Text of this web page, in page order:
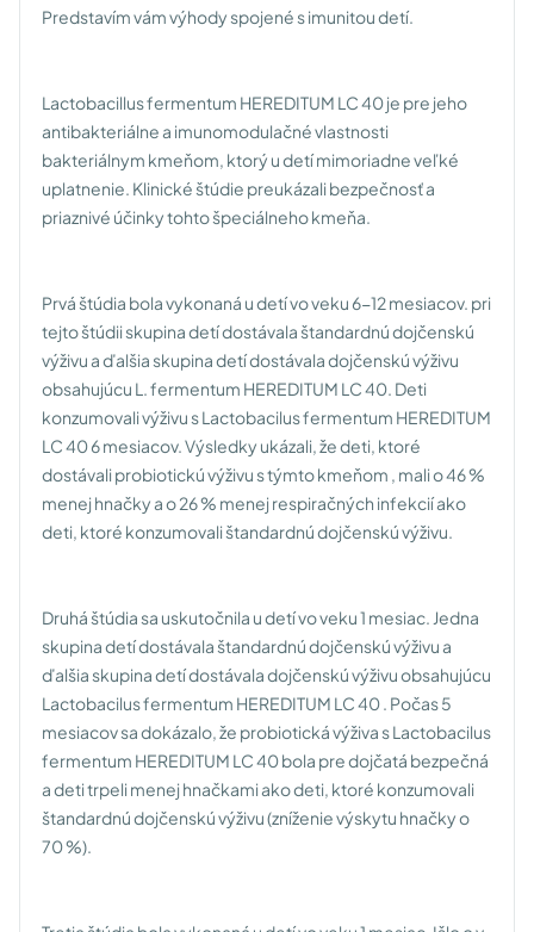
Predstavím vám výhody spojené s imunitou detí.
Lactobacillus fermentum HEREDITUM LC 40 je pre jeho
antibakteriálne a imunomodulačné vlastnosti
bakteriálnym kmeňom, ktorý u detí mimoriadne veľké
uplatnenie. Klinické štúdie preukázali bezpečnosť a
priaznivé účinky tohto špeciálneho kmeňa.
Prvá štúdia bola vykonaná u detí vo veku 6-12 mesiacov. pri
tejto štúdii skupina detí dostávala štandardnú dojčenskú
výživu a ďalšia skupina detí dostávala dojčenskú výživu
obsahujúcu L. fermentum HEREDITUM LC 40. Deti
konzumovali výživu s Lactobacilus fermentum HEREDITUM
LC 40 6 mesiacov. Výsledky ukázali, že deti, ktoré
dostávali probiotickú výživu s týmto kmeňom , mali o 46 %
menej hnačky a o 26 % menej respiračných infekcií ako
deti, ktoré konzumovali štandardnú dojčenskú výživu.
Druhá štúdia sa uskutočnila u detí vo veku 1 mesiac. Jedna
skupina detí dostávala štandardnú dojčenskú výživu a
ďalšia skupina detí dostávala dojčenskú výživu obsahujúcu
Lactobacilus fermentum HEREDITUM LC 40 . Počas 5
mesiacov sa dokázalo, že probiotická výživa s Lactobacilus
fermentum HEREDITUM LC 40 bola pre dojčatá bezpečná
a deti trpeli menej hnačkami ako deti, ktoré konzumovali
štandardnú dojčenskú výživu (zníženie výskytu hnačky o
70 %).